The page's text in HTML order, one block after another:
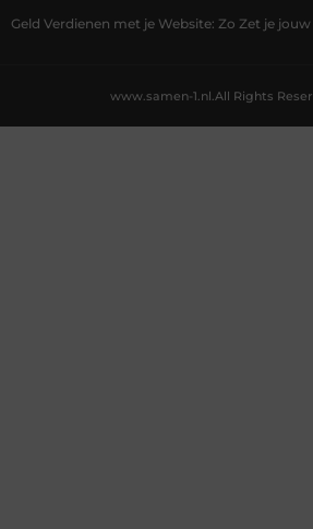
Geld Verdienen met je Website: Zo Zet je
All Rights
www.samen-1.nl.